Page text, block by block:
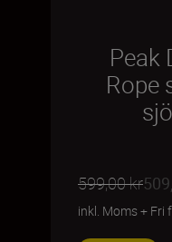
Peak
Rope
599,00 kr
inkl. Moms+ Fri